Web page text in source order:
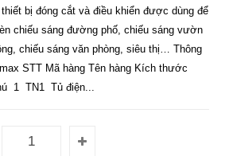
bị đóng cắt và điều khiển được dùng để
chiếu sáng đường phố, chiếu sáng vườn
chiếu sáng văn phòng, siêu thị… Thông
STT Mã hàng Tên hàng Kích thước
1 TN1 Tủ điện...